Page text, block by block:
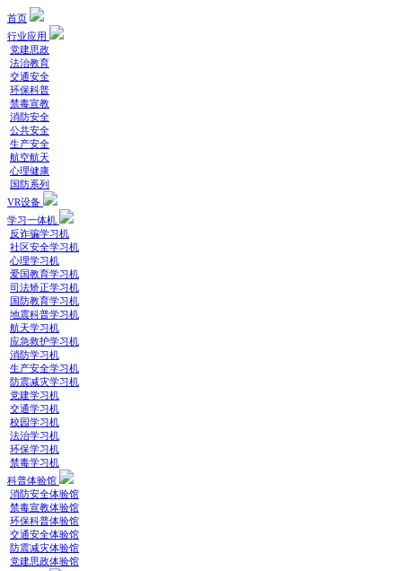
首页
行业应用
党建思政
法治教育
交通安全
环保科普
禁毒宣教
消防安全
公共安全
生产安全
航空航天
心理健康
国防系列
VR设备
学习一体机
反诈骗学习机
社区安全学习机
心理学习机
爱国教育学习机
司法矫正学习机
国防教育学习机
地震科普学习机
航天学习机
应急救护学习机
消防学习机
生产安全学习机
防震减灾学习机
党建学习机
交通学习机
校园学习机
法治学习机
环保学习机
禁毒学习机
科普体验馆
消防安全体验馆
禁毒宣教体验馆
环保科普体验馆
交通安全体验馆
防震减灾体验馆
党建思政体验馆